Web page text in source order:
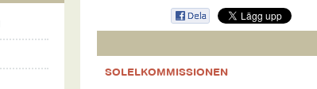
SOLELKOMMISSIONEN